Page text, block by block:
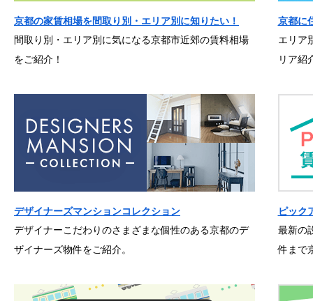
京都の家賃相場を間取り別・エリア別に知りたい！
間取り別・エリア別に気になる京都市近郊の賃料相場
をご紹介！
京都に
エリア
リア紹
デザイナーズマンションコレクション
デザイナーこだわりのさまざまな個性のある京都のデ
ザイナーズ物件をご紹介。
ピック
最新の
件まで